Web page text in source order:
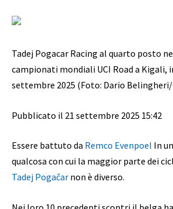
Tadej Pogacar Racing al quarto posto
campionati mondiali UCI Road a Kigali,
settembre 2025 (Foto: Dario
Pubblicato il 21 settembre 2025 15:42
Essere battuto da Remco Evenpoel In
qualcosa con cui la maggior parte dei
Tadej Pogačar non è diverso.